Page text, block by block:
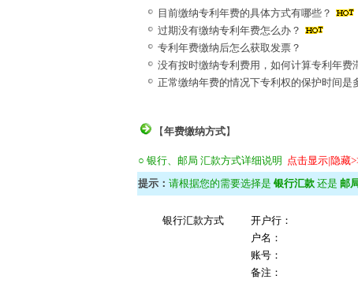
目前缴纳专利年费的具体方式有哪些？
过期没有缴纳专利年费怎么办？
专利年费缴纳后怎么获取发票？
没有按时缴纳专利费用，如何计算专利年费
正常缴纳年费的情况下专利权的保护时间是
【年费缴纳方式】
○ 银行、邮局 汇款方式详细说明 点击显示|隐藏
提示： 请根据您的需要选择是 银行汇款 还是 邮
银行汇款方式 开户行：
户名：
账号：
备注：